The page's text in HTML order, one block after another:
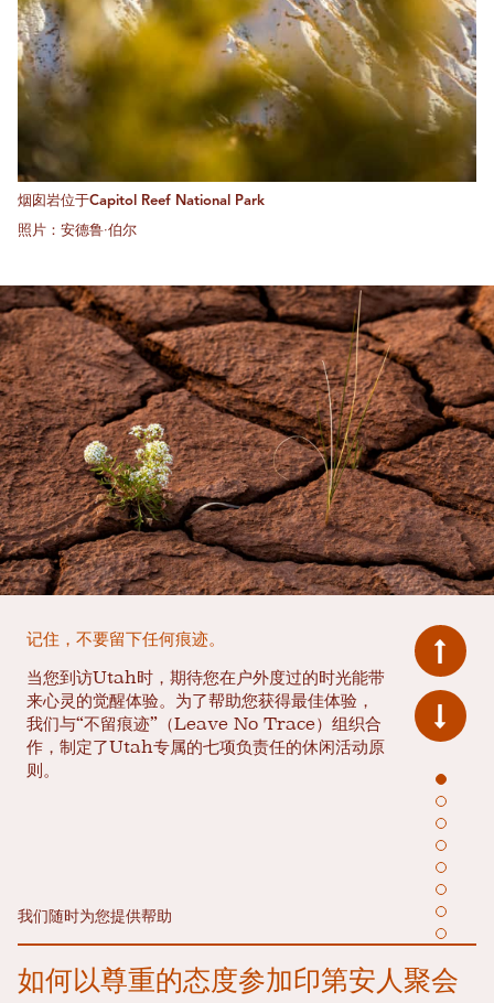
烟囱岩位于Capitol Reef National Park
照片：安德鲁·伯尔
记住，不要留下任何痕迹。
当您到访Utah时，期待您在户外度过的时光能带
来心灵的觉醒体验。为了帮助您获得最佳体验，
我们与“不留痕迹”（Leave No Trace）组织合
作，制定了Utah专属的七项负责任的休闲活动原
则。
我们随时为您提供帮助
如何以尊重的态度参加印第安人聚会